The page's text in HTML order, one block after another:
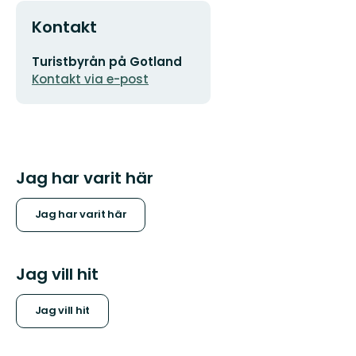
Kontakt
E-
postadress
Turistbyrån på Gotland
Kontakt via e-post
Jag har varit här
Jag har varit här
Jag vill hit
Jag vill hit